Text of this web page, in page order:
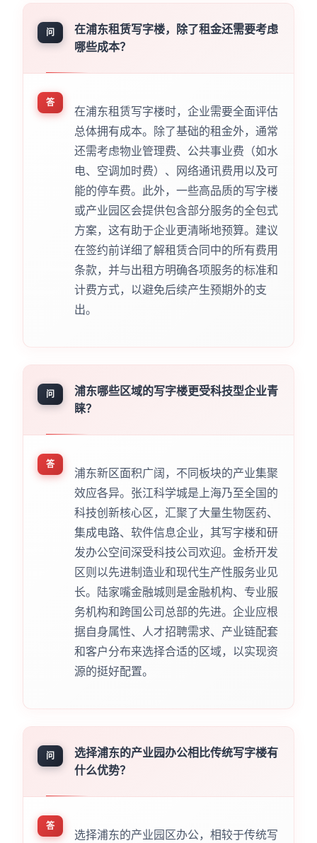
问
在浦东租赁写字楼，除了租金还需要考虑
哪些成本？
答
在浦东租赁写字楼时，企业需要全面评估
总体拥有成本。除了基础的租金外，通常
还需考虑物业管理费、公共事业费（如水
电、空调加时费）、网络通讯费用以及可
能的停车费。此外，一些高品质的写字楼
或产业园区会提供包含部分服务的全包式
方案，这有助于企业更清晰地预算。建议
在签约前详细了解租赁合同中的所有费用
条款，并与出租方明确各项服务的标准和
计费方式，以避免后续产生预期外的支
出。
问
浦东哪些区域的写字楼更受科技型企业青
睐？
答
浦东新区面积广阔，不同板块的产业集聚
效应各异。张江科学城是上海乃至全国的
科技创新核心区，汇聚了大量生物医药、
集成电路、软件信息企业，其写字楼和研
发办公空间深受科技公司欢迎。金桥开发
区则以先进制造业和现代生产性服务业见
长。陆家嘴金融城则是金融机构、专业服
务机构和跨国公司总部的先进。企业应根
据自身属性、人才招聘需求、产业链配套
和客户分布来选择合适的区域，以实现资
源的挺好配置。
问
选择浦东的产业园办公相比传统写字楼有
什么优势？
答
选择浦东的产业园区办公，相较于传统写